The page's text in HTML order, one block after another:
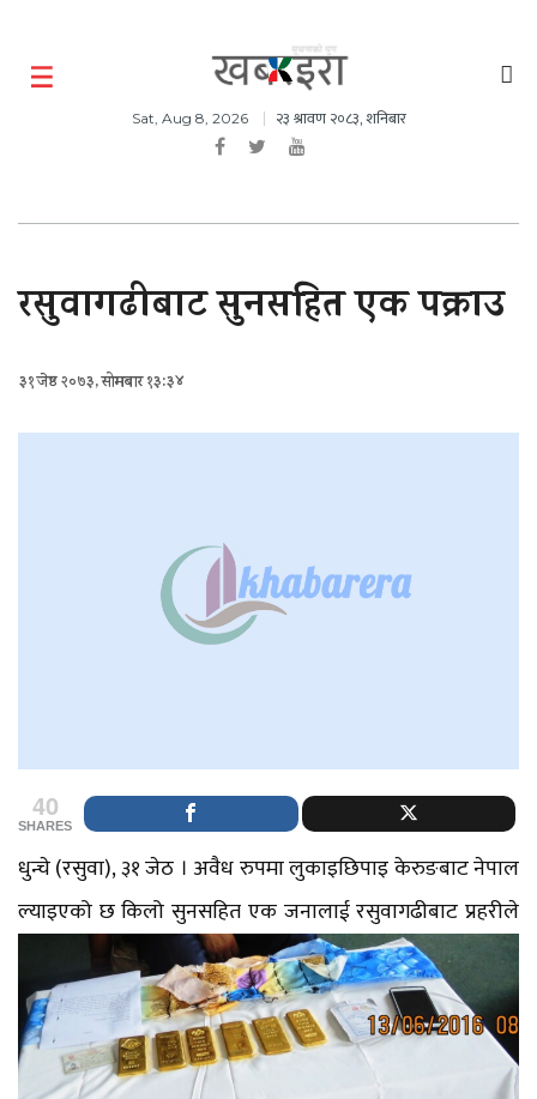
Sat, Aug 8, 2026 २३ श्रावण २०८३, शनिबार
रसुवागढीबाट सुनसहित एक पक्राउ
३१ जेष्ठ २०७३, सोमबार १३:३४
40
SHARES
धुन्चे (रसुवा), ३१ जेठ । अवैध रुपमा लुकाइछिपाइ केरुङबाट नेपाल
ल्याइएको छ किलो सुनसहित एक जनालाईरसुवागढीबाट प्रहरीले